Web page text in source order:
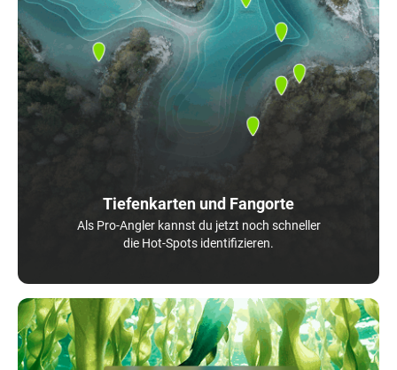
Tiefenkarten und Fangorte
Als Pro-Angler kannst du jetzt noch schneller
die Hot-Spots identifizieren.